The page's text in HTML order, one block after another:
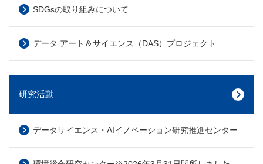
SDGsの取り組みについて
データ アート＆サイエンス（DAS）プロジェクト
研究活動
データサイエンス・AIイノベーション研究推進センター